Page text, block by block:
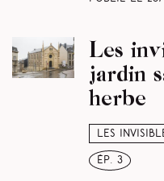
Les
ép. 3
Les
jardin
herbe